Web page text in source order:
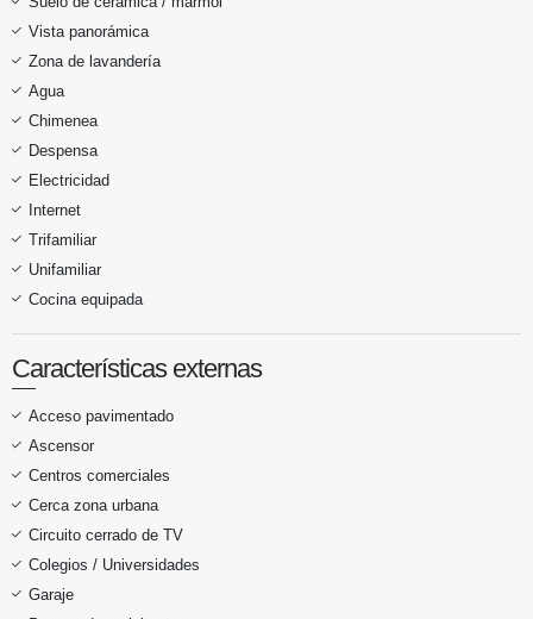
Vista panorámica
Zona de lavandería
Agua
Chimenea
Despensa
Electricidad
Internet
Trifamiliar
Unifamiliar
Cocina equipada
Características externas
Acceso pavimentado
Ascensor
Centros comerciales
Cerca zona urbana
Circuito cerrado de TV
Colegios / Universidades
Garaje